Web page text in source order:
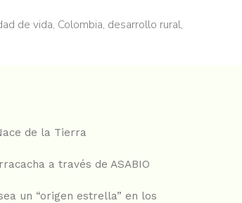
de vida, Colombia, desarrollo rural,
de la Tierra
a través de ASABIO
un “origen estrella” en los